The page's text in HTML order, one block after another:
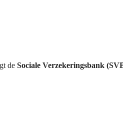
de Sociale Verzekeringsbank